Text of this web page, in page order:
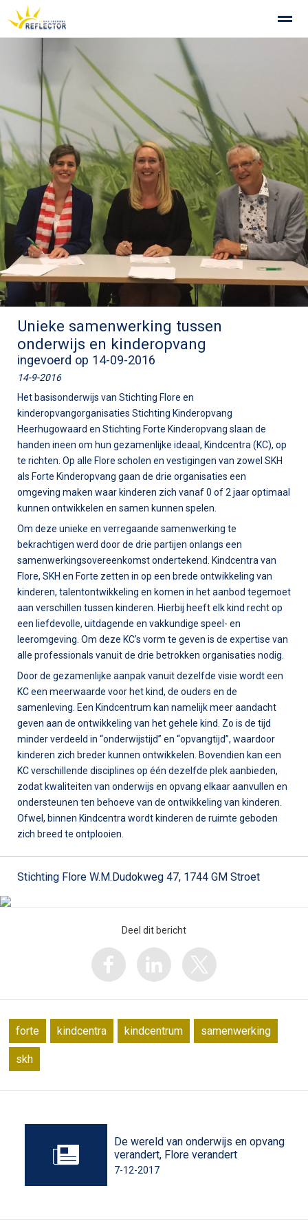
Privacy op school Gemeenschappelijke
Home Zoeken Foto's
Unieke samenwerking tussen
onderwijs en kinderopvang
ingevoerd op 14-09-2016
14-9-2016
Het basisonderwijs van Stichting Flore en
kinderopvangorganisaties Stichting Kinderopvang
Heerhugowaard en Stichting Forte Kinderopvang slaan de
handen ineen om hun gezamenlijke ideaal, Kindcentra (KC), op
te richten. Op alle Flore scholen en vestigingen van zowel SKH
als Forte Kinderopvang gaan de drie organisaties een
omgeving maken waar kinderen zich vanaf 0 of 2 jaar optimaal
kunnen ontwikkelen en samen kunnen spelen.
Om deze unieke en verregaande samenwerking te
bekrachtigen werd door de drie partijen onlangs een
samenwerkingsovereenkomst ondertekend. Kindcentra van
Flore, SKH en Forte zetten in op een brede ontwikkeling van
kinderen, talentontwikkeling en komen in het aanbod tegemoet
aan verschillen tussen kinderen. Hierbij heeft elk kind recht op
een liefdevolle, uitdagende en vakkundige speel- en
leeromgeving. Om deze KC’s vorm te geven is de expertise van
alle professionals vanuit de drie betrokken organisaties nodig.
Door de gezamenlijke aanpak vanuit dezelfde visie wordt een
KC een meerwaarde voor het kind, de ouders en de
samenleving. Een Kindcentrum kan namelijk meer aandacht
geven aan de ontwikkeling van het gehele kind. Zo is de tijd
minder verdeeld in “onderwijstijd” en “opvangtijd”, waardoor
kinderen zich breder kunnen ontwikkelen. Bovendien kan een
KC verschillende disciplines op één dezelfde plek aanbieden,
zodat kwaliteiten van onderwijs en opvang elkaar aanvullen en
ondersteunen ten behoeve van de ontwikkeling van kinderen.
Ofwel, binnen Kindcentra wordt kinderen de ruimte geboden
zich breed te ontplooien.
Stichting Flore W.M.Dudokweg 47, 1744 GM Stroet
Deel dit bericht
forte kindcentra kindcentrum samenwerking
skh
De wereld van onderwijs en opvang
verandert, Flore verandert
7-12-2017